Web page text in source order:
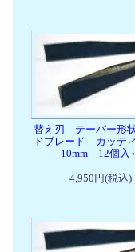
替え刃 テーパー形
ドブレード カッテ
10mm 12個入
4,950円(税込)